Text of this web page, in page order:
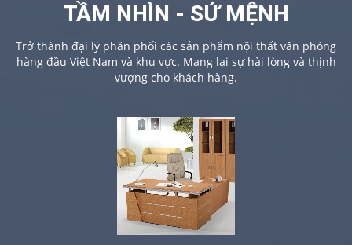
TẦM NHÌN - SỨ MỆNH
Trở thành đại lý phân phối các sản phẩm nội thất văn phòng
hàng đầu Việt Nam và khu vực. Mang lại sự hài lòng và thịnh
vượng cho khách hàng.